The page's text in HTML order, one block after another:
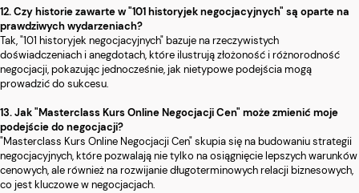
12. Czy historie zawarte w "101 historyjek negocjacyjnych" są oparte na
prawdziwych wydarzeniach?
Tak, "101 historyjek negocjacyjnych" bazuje na rzeczywistych
doświadczeniach i anegdotach, które ilustrują złożoność i różnorodność
negocjacji, pokazując jednocześnie, jak nietypowe podejścia mogą
prowadzić do sukcesu.
13. Jak "Masterclass Kurs Online Negocjacji Cen" może zmienić moje
podejście do negocjacji?
"Masterclass Kurs Online Negocjacji Cen" skupia się na budowaniu strategii
negocjacyjnych, które pozwalają nie tylko na osiągnięcie lepszych warunków
cenowych, ale również na rozwijanie długoterminowych relacji biznesowych,
co jest kluczowe w negocjacjach.